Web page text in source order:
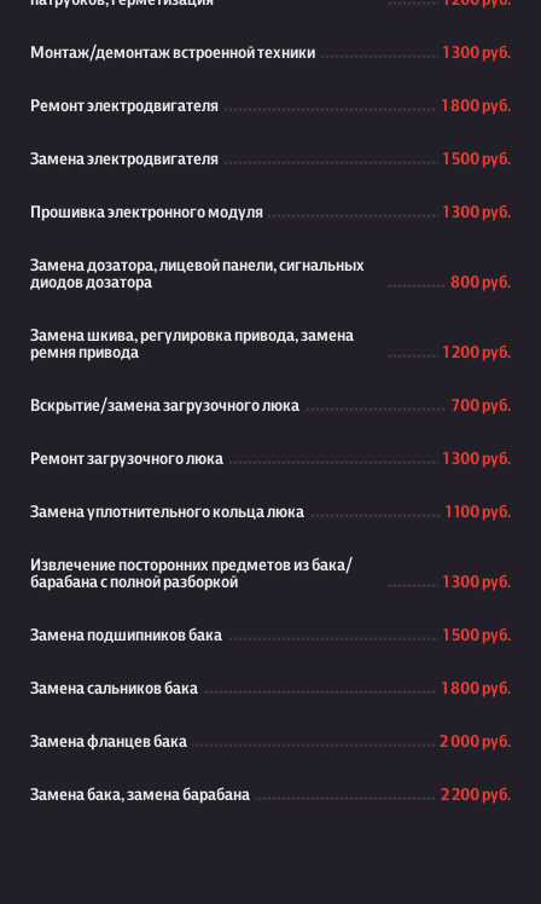
Монтаж/демонтаж встроенной техники 1 300 руб.
Ремонт электродвигателя 1 800 руб.
Замена электродвигателя 1 500 руб.
Прошивка электронного модуля 1 300 руб.
Замена дозатора, лицевой панели, сигнальных
диодов дозатора
800 руб.
Замена шкива, регулировка привода, замена
ремня привода
1 200 руб.
Вскрытие/замена загрузочного люка 700 руб.
Ремонт загрузочного люка 1 300 руб.
Замена уплотнительного кольца люка 1 100 руб.
Извлечение посторонних предметов из бака/
барабана с полной разборкой
1 300 руб.
Замена подшипников бака 1 500 руб.
Замена сальников бака 1 800 руб.
Замена фланцев бака 2 000 руб.
Замена бака, замена барабана 2 200 руб.